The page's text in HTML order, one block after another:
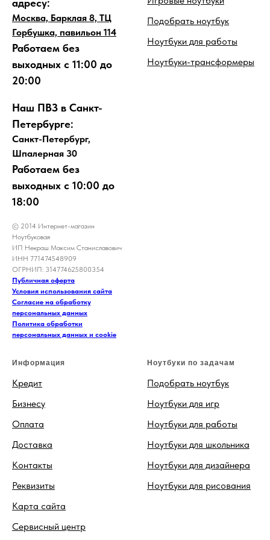
адресу:
Москва, Барклая 8, ТЦ
Горбушка, павильон 114
Работаем без
выходных с 11:00 до
20:00
Наш ПВЗ в Санкт-
Петербурге:
Санкт-Петербург,
Шпалерная 30
Работаем без
выходных с 10:00 до
18:00
© 2014 Интернет-магазин
Ноутбуковая
ИП Некраш Максим Станиславович
ИНН 771474548909
ОГРНИП: 314774625800354
Публичная оферта
Условия использования сайта
Согласие на обработку
персональных данных
Политика обработки
персональных данных и cookie
Подобрать ноутбук
Ноутбуки для работы
Ноутбуки-трансформеры
Информация
Кредит
Бизнесу
Оплата
Доставка
Контакты
Реквизиты
Карта сайта
Сервисный центр
Ноутбуки по задачам
Подобрать ноутбук
Ноутбуки для игр
Ноутбуки для работы
Ноутбуки для школьника
Ноутбуки для дизайнера
Ноутбуки для рисования